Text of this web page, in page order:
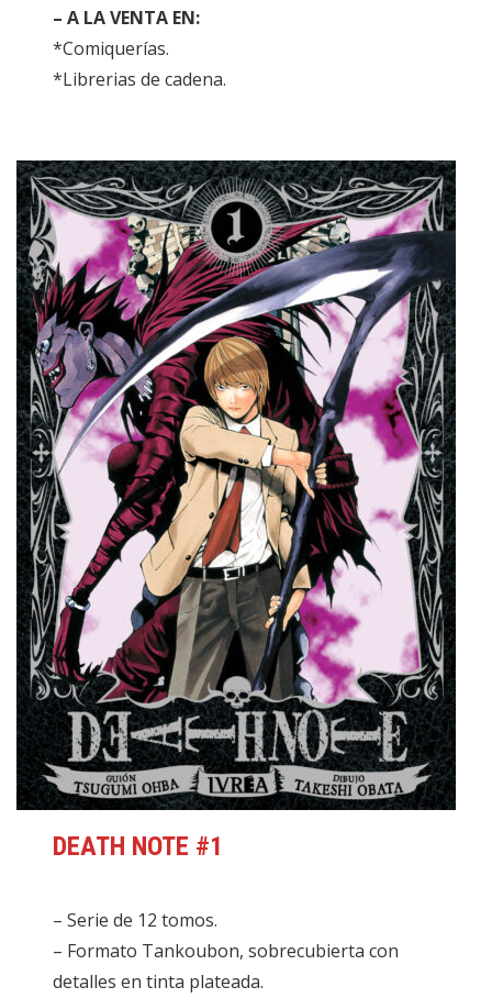
– A LA VENTA EN:
*Comiquerías.
*Librerias de cadena.
DEATH NOTE #1
– Serie de 12 tomos.
– Formato Tankoubon, sobrecubierta con
detalles en tinta plateada.